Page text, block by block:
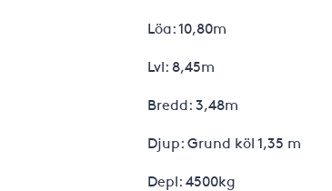
Löa: 10,80m
Lvl: 8,45m
Bredd: 3,48m
Djup: Grund köl 1,35 m
Depl: 4500kg